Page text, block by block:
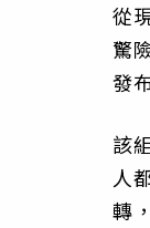
從
驚
發
該
人
轉